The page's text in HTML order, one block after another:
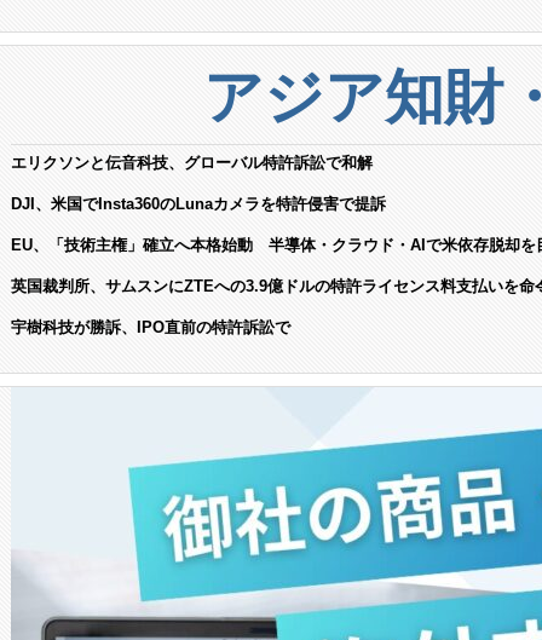
アジア知財
エリクソンと伝音科技、グローバル特許訴訟で和解
DJI、米国でInsta360のLunaカメラを特許侵害で提訴
EU、「技術主権」確立へ本格始動 半導体・クラウド・AIで米依存脱却を
英国裁判所、サムスンにZTEへの3.9億ドルの特許ライセンス料支払いを命
宇樹科技が勝訴、IPO直前の特許訴訟で